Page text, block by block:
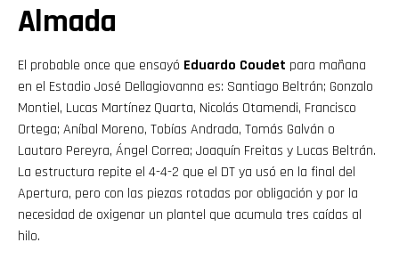
Almada
El probable once que ensayó Eduardo Coudet para mañana
en el Estadio José Dellagiovanna es: Santiago Beltrán; Gonzalo
Montiel, Lucas Martínez Quarta, Nicolás Otamendi, Francisco
Ortega; Aníbal Moreno, Tobías Andrada, Tomás Galván o
Lautaro Pereyra, Ángel Correa; Joaquín Freitas y Lucas Beltrán.
La estructura repite el 4-4-2 que el DT ya usó en la final del
Apertura, pero con las piezas rotadas por obligación y por la
necesidad de oxigenar un plantel que acumula tres caídas al
hilo.